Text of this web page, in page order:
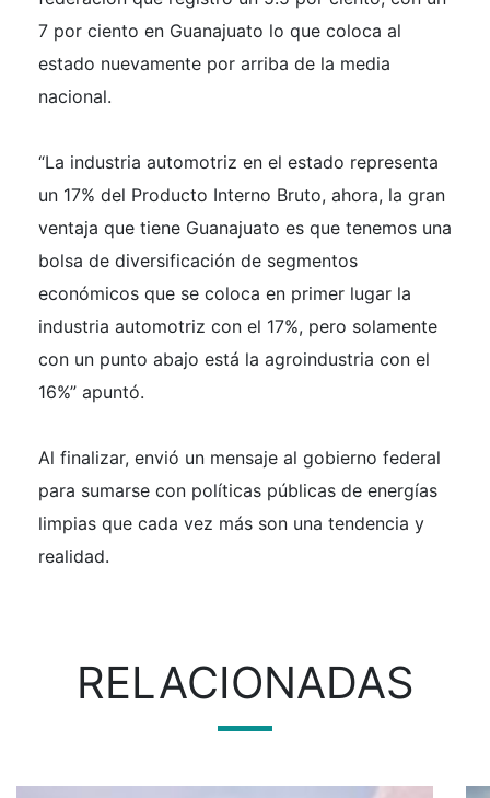
7 por ciento en Guanajuato lo que coloca al
estado nuevamente por arriba de la media
nacional.
“La industria automotriz en el estado representa
un 17% del Producto Interno Bruto, ahora, la gran
ventaja que tiene Guanajuato es que tenemos una
bolsa de diversificación de segmentos
económicos que se coloca en primer lugar la
industria automotriz con el 17%, pero solamente
con un punto abajo está la agroindustria con el
16%” apuntó.
Al finalizar, envió un mensaje al gobierno federal
para sumarse con políticas públicas de energías
limpias que cada vez más son una tendencia y
realidad.
RELACIONADAS